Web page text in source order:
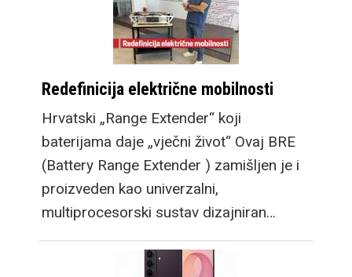
Redefinicija električne mobilnosti
Hrvatski „Range Extender“ koji
baterijama daje „vječni život“ Ovaj BRE
(Battery Range Extender ) zamišljen je i
proizveden kao univerzalni,
multiprocesorski sustav dizajniran…